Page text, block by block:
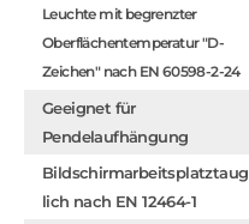
Leuchte mit begrenzter
Oberflächentemperatur "D-
Zeichen" nach EN 60598-2-24
Geeignet für
Pendelaufhängung
Bildschirmarbeitsplatztaug
lich nach EN 12464-1